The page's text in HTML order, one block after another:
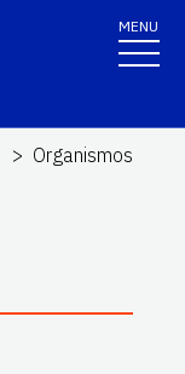
MENU
Organismos